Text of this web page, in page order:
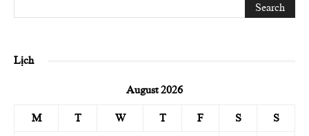
Lịch
August 2026
M T W T F S S